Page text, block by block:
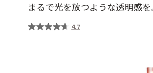
まるで光を放つような透明感
4.7